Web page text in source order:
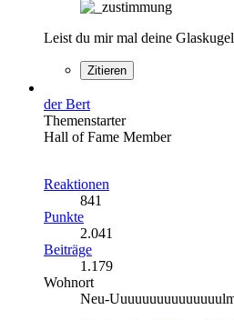
Leist du mir mal deine
Zitieren
der Bert
Themenstarter
Hall of Fame Member
Reaktionen
841
Punkte
2.041
Beiträge
1.179
Wohnort
Neu-